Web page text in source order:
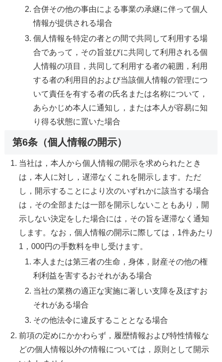
合併その他の事由による事業の承継に伴って個人
情報が提供される場合
個人情報を特定の者との間で共同して利用する場
合であって，その旨並びに共同して利用される個
人情報の項目，共同して利用する者の範囲，利用
する者の利用目的および当該個人情報の管理につ
いて責任を有する者の氏名または名称について，
あらかじめ本人に通知し，または本人が容易に知
り得る状態に置いた場合
第6条（個人情報の開示）
当社は，本人から個人情報の開示を求められたとき
は，本人に対し，遅滞なくこれを開示します。ただ
し，開示することにより次のいずれかに該当する場合
は，その全部または一部を開示しないこともあり，開
示しない決定をした場合には，その旨を遅滞なく通知
します。なお，個人情報の開示に際しては，1件あたり
1，000円の手数料を申し受けます。
本人または第三者の生命，身体，財産その他の権
利利益を害するおそれがある場合
当社の業務の適正な実施に著しい支障を及ぼすお
それがある場合
その他法令に違反することとなる場合
前項の定めにかかわらず，履歴情報および特性情報な
どの個人情報以外の情報については，原則として開示